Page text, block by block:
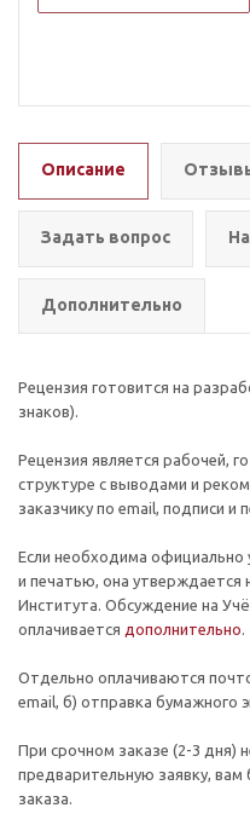
Описание
Задать вопрос
Дополнительно
Рецензия готовится на
знаков).
Рецензия является рабочей,
структуре с выводами и
заказчику по email, подписи и
Если необходима официально
и печатью, она утверждается
Института. Обсуждение на
оплачивается дополнительно.
Отдельно оплачиваются
email, б) отправка бумажного
При срочном заказе (2-3 дня)
предварительную заявку,
заказа.